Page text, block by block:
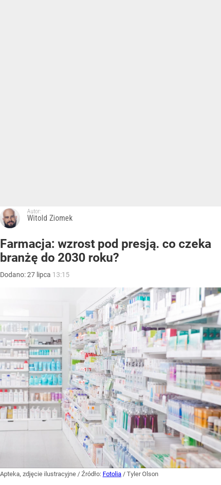
Autor:
Witold Ziomek
Farmacja: wzrost pod presją. co czeka
branżę do 2030 roku?
Dodano:27 lipca 13:15
Apteka, zdjęcie ilustracyjne / Źródło: Fotolia / Tyler Olson